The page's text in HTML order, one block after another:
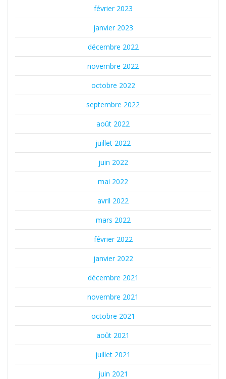
février 2023
janvier 2023
décembre 2022
novembre 2022
octobre 2022
septembre 2022
août 2022
juillet 2022
juin 2022
mai 2022
avril 2022
mars 2022
février 2022
janvier 2022
décembre 2021
novembre 2021
octobre 2021
août 2021
juillet 2021
juin 2021